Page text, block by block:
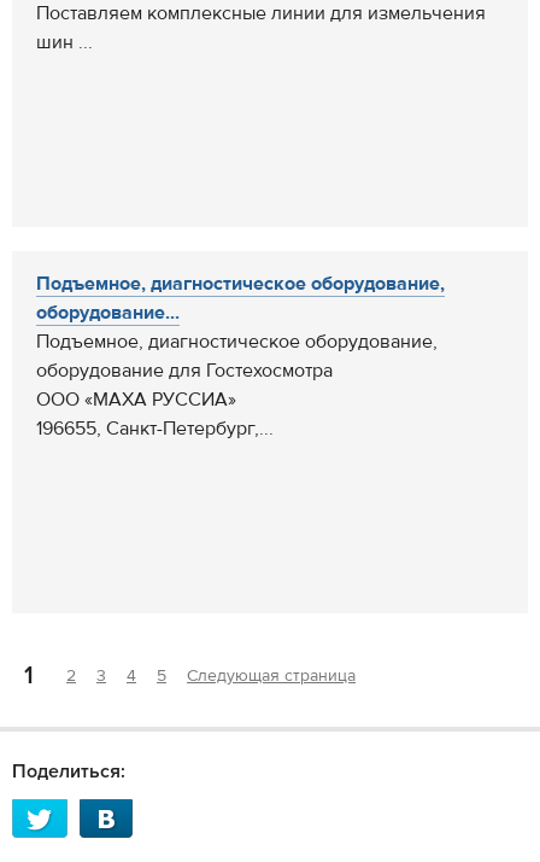
Поставляем комплексные линии для измельчения
шин ...
Подъемное, диагностическое оборудование,
оборудование...
Подъемное, диагностическое оборудование,
оборудование для Гостехосмотра
ООО «МАХА РУССИА»
196655, Санкт-Петербург,...
1 2 3 4 5 Следующая страница
Поделиться: